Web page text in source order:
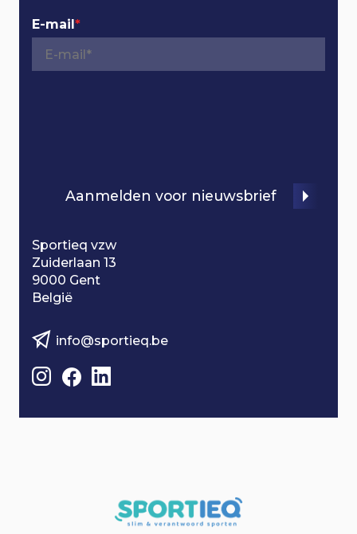
gE-mail*
Aanmelden voor nieuwsbrief
Sportieq vzw
Zuiderlaan 13
9000 Gent
België
info@sportieq.be
e
o